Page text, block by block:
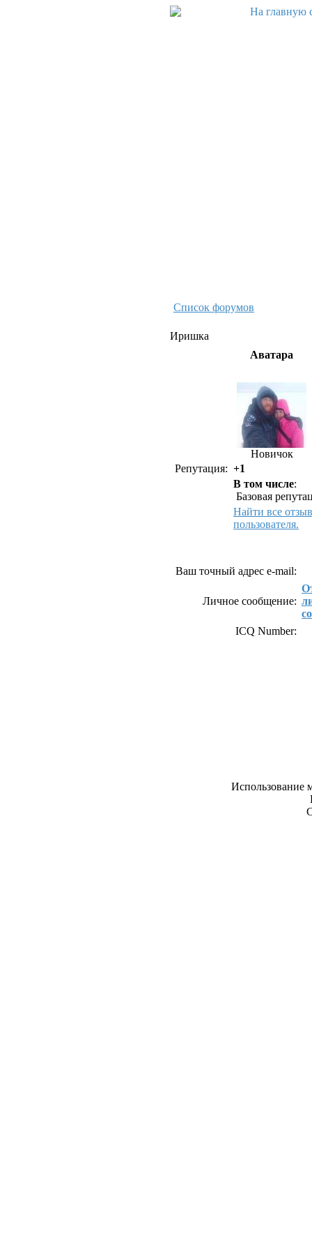
Список форумов
Иришка
Аватара
Новичок
Репутация: +1
В том числе:
Базовая
Найти все
пользователя.
Ваш точный адрес e-mail:
Личное сообщение:
ICQ Number:
Использование